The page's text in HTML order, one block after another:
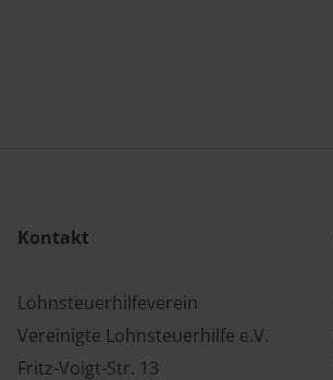
Kontakt
Lohnsteuerhilfeverein
Vereinigte Lohnsteuerhilfe e.V.
Fritz-Voigt-Str. 13